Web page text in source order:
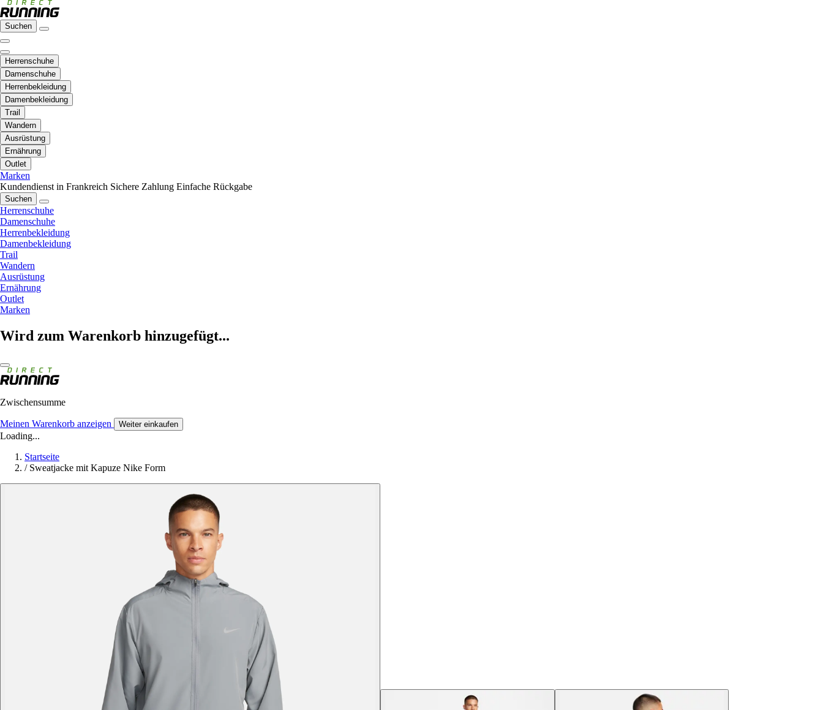
Suchen
Herrenschuhe
Damenschuhe
Herrenbekleidung
Damenbekleidung
Trail
Wandern
Ausrüstung
Ernährung
Outlet
Marken
Kundendienst in Frankreich Sichere Zahlung Einfache Rückgabe
Suchen
Herrenschuhe
Damenschuhe
Herrenbekleidung
Damenbekleidung
Trail
Wandern
Ausrüstung
Ernährung
Outlet
Marken
Wird zum Warenkorb hinzugefügt...
Zwischensumme
Meinen Warenkorb anzeigen Weiter einkaufen
Loading...
Startseite
/ Sweatjacke mit Kapuze Nike Form